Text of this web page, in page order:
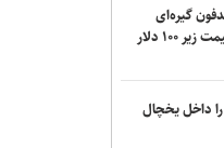
پیشرفت کشور
خدمات پستی
گیره‌ای
ناتینگ با قیمت زیر ۱۰۰ دلار
داخل یخچال